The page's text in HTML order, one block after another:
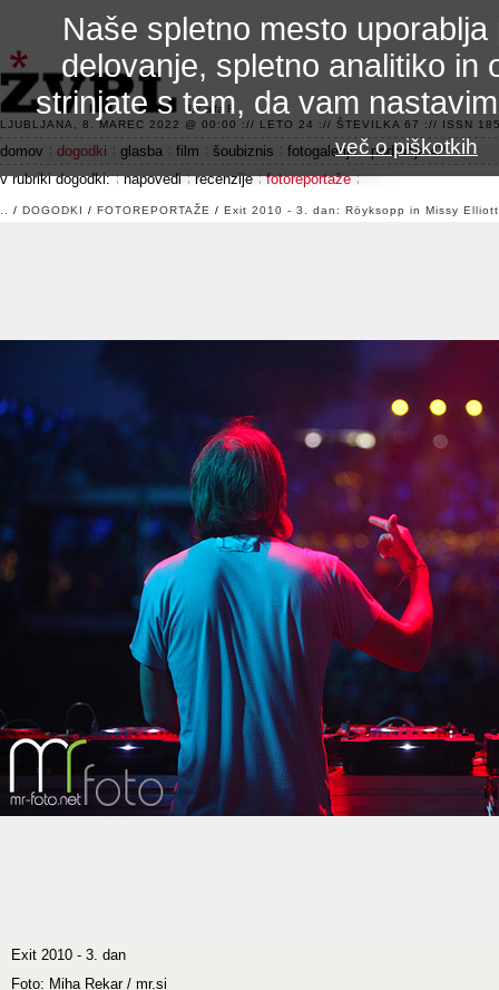
3.2 alfa R
LJUBLJANA, 8. MAREC 2022 @ 00:00 :// LETO 24 :// ŠTEVILKA 67 :// ISSN
domov dogodki glasba film šoubiznis fotogalerije
področje 42
v rubriki dogodki:
napovedi recenzije fotoreportaže
/ DOGODKI / FOTOREPORTAŽE / Exit 2010 - 3. dan: Röyksopp in Missy Elliott
Exit 2010 - 3. dan
Foto: Miha Rekar / mr.si
Naše spletno mesto
delovanje, spletno analitiko in
strinjate s tem, da vam
več o piškotkih